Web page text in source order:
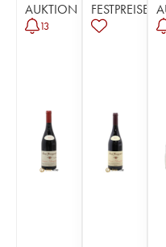
AUKTION
13
FESTPREISE